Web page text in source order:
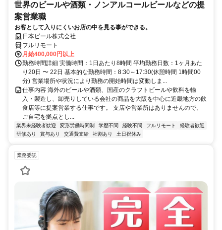
世界のビールや酒類・ノンアルコールビールなどの提
案営業職
お客として入りにくいお店の中を見る事ができる。
日本ビール株式会社
フルリモート
月給400,000円以上
勤務時間詳細 実働時間：1日あたり8時間 平均勤務日数：1ヶ月あた
り20日 〜 22日 基本的な勤務時間：8:30～17:30(休憩時間 1時間00
分) 営業場所や状況により勤務の開始時間は変動しま...
仕事内容 海外のビールや酒類、国産のクラフトビールや飲料を輸
入・製造し、卸売りしている会社の商品を大阪を中心に近畿地方の飲
食店等に提案営業する仕事です。 支店や営業所はありませんので、
ご自宅を拠点とし...
業界未経験者歓迎 変形労働時間制 学歴不問 経験不問 フルリモート
経験者歓迎
研修あり
賞与あり 交通費支給 社割あり 土日祝休み
業務委託